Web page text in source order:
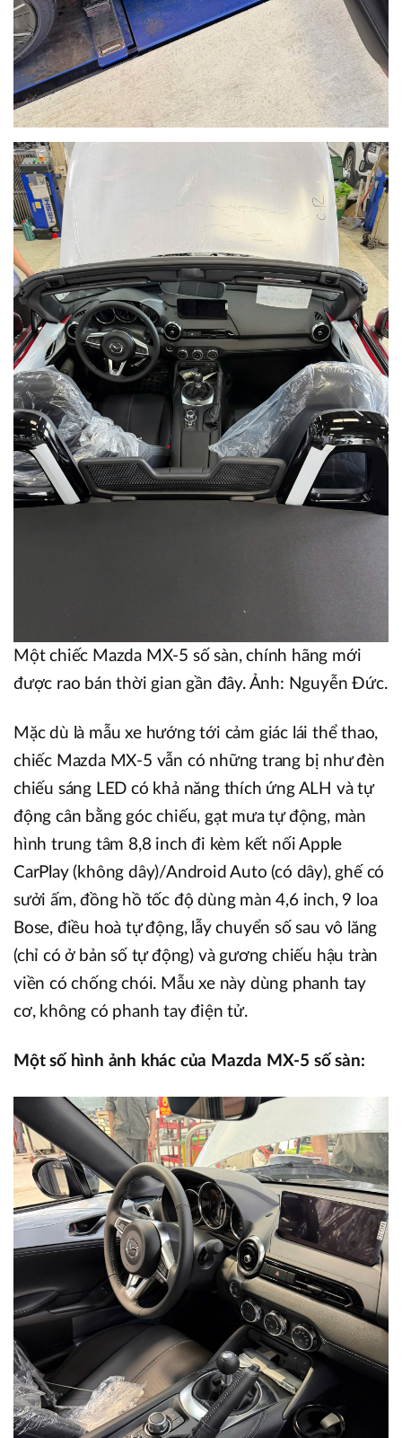
Một chiếc Mazda MX-5 số sàn, chính hãng mới
được rao bán thời gian gần đây. Ảnh: Nguyễn Đức.
Mặc dù là mẫu xe hướng tới cảm giác lái thể thao,
chiếc Mazda MX-5 vẫn có những trang bị như đèn
chiếu sáng LED có khả năng thích ứng ALH và tự
động cân bằng góc chiếu, gạt mưa tự động, màn
hình trung tâm 8,8 inch đi kèm kết nối Apple
CarPlay (không dây)/Android Auto (có dây), ghế có
sưởi ấm, đồng hồ tốc độ dùng màn 4,6 inch, 9 loa
Bose, điều hoà tự động, lẫy chuyển số sau vô lăng
(chỉ có ở bản số tự động) và gương chiếu hậu tràn
viền có chống chói. Mẫu xe này dùng phanh tay
cơ, không có phanh tay điện tử.
Một số hình ảnh khác của Mazda MX-5 số sàn: